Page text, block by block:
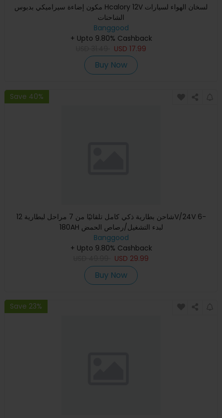
مكون إضاءة سيراميكي بدبوس Hcalory 12V لسخان الهواء لسيارات
الشاحنات
Banggood
+ Upto 9.80% Cashback
USD 17.99
Buy Now
Save 40%
شاحن بطارية ذكي كامل تلقائيًا من 7 مراحل لبطارية 12V/24V 6-
180AH لبدء التشغيل/رصاص الحمض
Banggood
+ Upto 9.80% Cashback
USD 29.99
Buy Now
Save 23%